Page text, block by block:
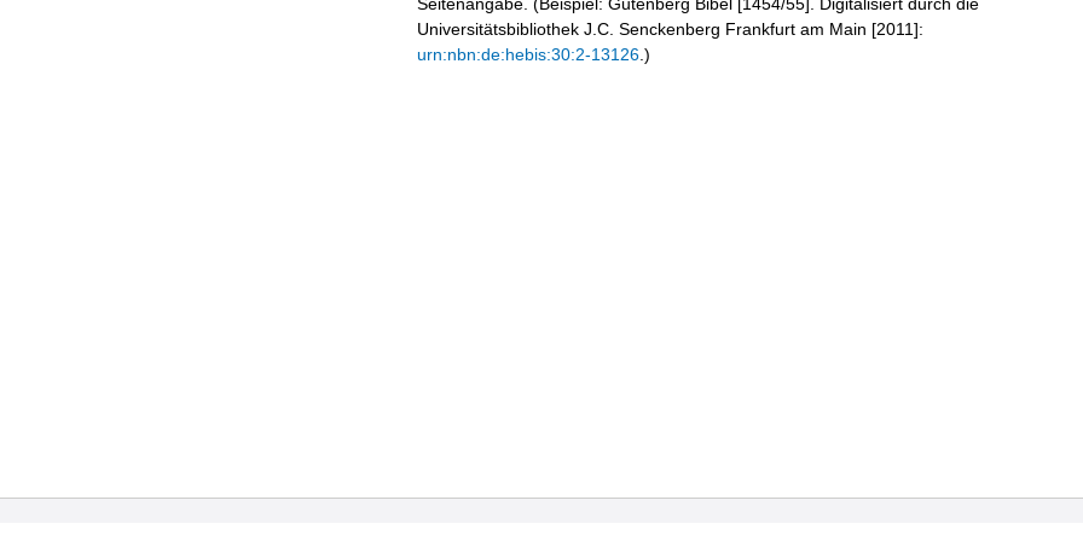
Universitätsbibliothek J.C. Senckenberg Frankfurt am Main [2011]:
urn:nbn:de:hebis:30:2-13126 .)